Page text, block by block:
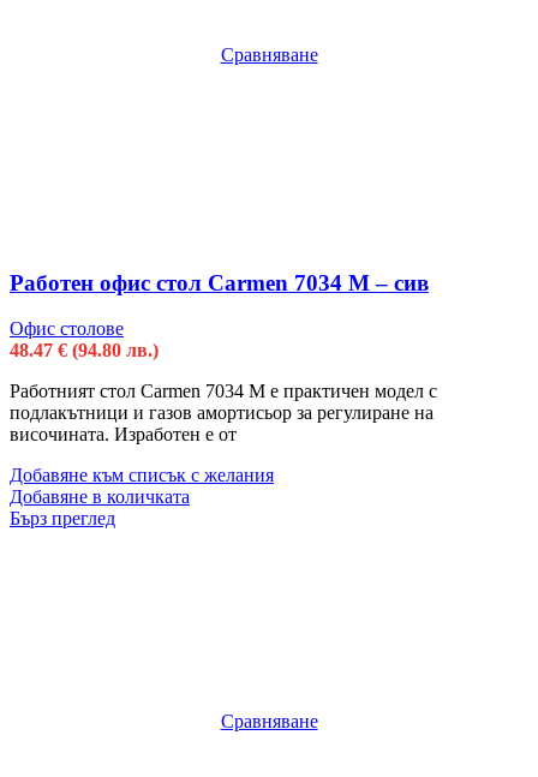
Сравняване
Работен офис стол Carmen 7034 М – сив
Офис столове
48.47 € (94.80 лв.)
Работният стол Carmen 7034 М е практичен модел с
подлакътници и газов амортисьор за регулиране на
височината. Изработен е от
Добавяне към списък с желания
Добавяне в количката
Бърз преглед
Сравняване